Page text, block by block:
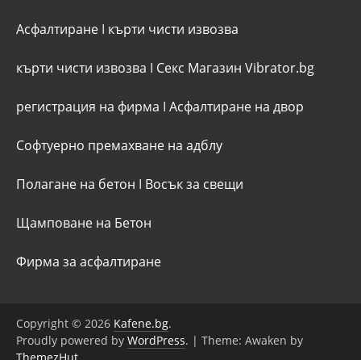
Асфалтиране I кърти чисти извозва
кърти чисти извозва I Секс Магазин Vibrator.bg
регистрация на фирма I Асфалтиране на двор
Софтуерно премахване на адблу
Полагане на бетон I Восък за свещи
Щамповане на Бетон
Фирма за асфалтиране
Copyright © 2026 Kafene.bg.
Proudly powered by WordPress. | Theme: Awaken by